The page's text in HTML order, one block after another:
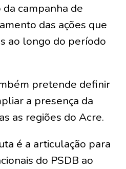
campanha de
das ações que
ao longo do período
pretende definir
a presença da
as regiões do Acre.
é a articulação para
do PSDB ao